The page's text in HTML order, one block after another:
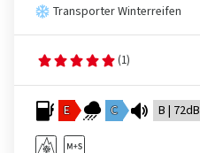
Transporter Winterreifen
(1)
E C B | 72dB